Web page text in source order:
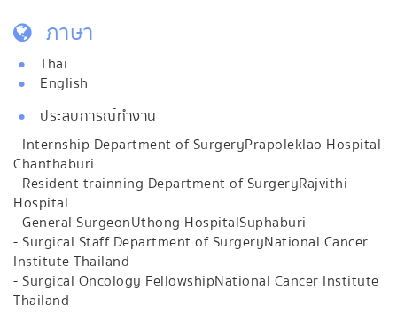
ภาษา
Thai
English
ประสบการณ์ทำงาน
- Internship Department of SurgeryPrapoleklao Hospital
Chanthaburi
- Resident trainning Department of SurgeryRajvithi
Hospital
- General SurgeonUthong HospitalSuphaburi
- Surgical Staff Department of SurgeryNational Cancer
Institute Thailand
- Surgical Oncology FellowshipNational Cancer Institute
Thailand